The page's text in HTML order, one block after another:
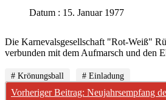
Datum : 15. Januar 1977
Die Karnevalsgesellschaft "Rot-Weiß"
verbunden mit dem Aufmarsch und den
# Krönungsball # Einladung
Vorheriger Beitrag: Neujahrsempfang